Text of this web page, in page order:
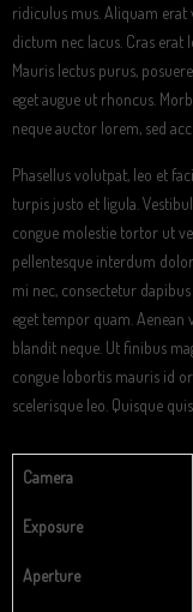
ridiculus mus. Aliquam erat
dictum nec lacus. Cras erat
Mauris lectus purus,
eget augue ut rhoncus.
neque auctor lorem, sed
Phasellus volutpat, leo et
turpis justo et ligula.
congue molestie tortor ut
pellentesque interdum
mi nec, consectetur
eget tempor quam.
blandit neque. Ut finibus
congue lobortis mauris id
scelerisque leo. Quisque
Camera
Exposure
Aperture